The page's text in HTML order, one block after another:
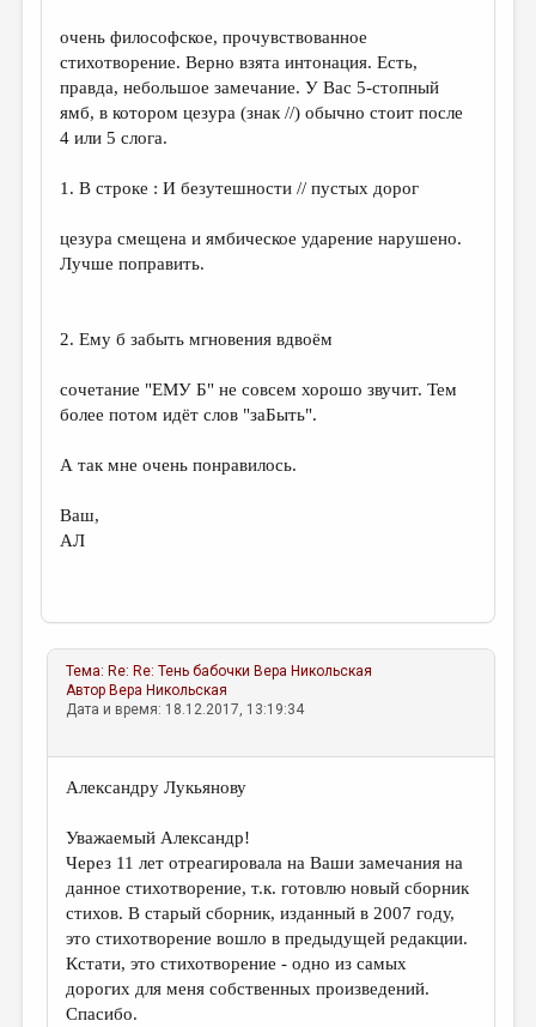
очень философское, прочувствованное
стихотворение. Верно взята интонация. Есть,
правда, небольшое замечание. У Вас 5-стопный
ямб, в котором цезура (знак //) обычно стоит после
4 или 5 слога.
1. В строке : И безутешности // пустых дорог
цезура смещена и ямбическое ударение нарушено.
Лучше поправить.
2. Ему б забыть мгновения вдвоём
сочетание "ЕМУ Б" не совсем хорошо звучит. Тем
более потом идёт слов "заБыть".
А так мне очень понравилось.
Ваш,
АЛ
Тема:Re: Re: Тень бабочки Вера Никольская
АвторВера Никольская
Дата и время: 18.12.2017, 13:19:34
Александру Лукьянову
Уважаемый Александр!
Через 11 лет отреагировала на Ваши замечания на
данное стихотворение, т.к. готовлю новый сборник
стихов. В старый сборник, изданный в 2007 году,
это стихотворение вошло в предыдущей редакции.
Кстати, это стихотворение - одно из самых
дорогих для меня собственных произведений.
Спасибо.